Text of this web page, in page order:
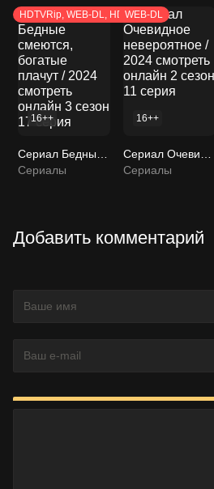
HDTVRip, WEB-DL, HDTV
16++
Сериалы
WEB-DL
16++
Сериалы
Добавить комментарий